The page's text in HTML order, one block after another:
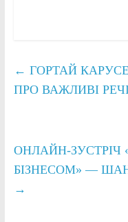
← ГОРТАЙ
ПРО ВАЖЛИВІ
ОНЛАЙН-ЗУСТРІЧ
БІЗНЕСОМ» —
→